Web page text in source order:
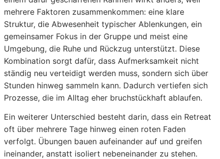
mehrere Faktoren zusammenkommen: eine klare
Struktur, die Abwesenheit typischer Ablenkungen, ein
gemeinsamer Fokus in der Gruppe und meist eine
Umgebung, die Ruhe und Rückzug unterstützt. Diese
Kombination sorgt dafür, dass Aufmerksamkeit nicht
ständig neu verteidigt werden muss, sondern sich über
Stunden hinweg sammeln kann. Dadurch vertiefen sich
Prozesse, die im Alltag eher bruchstückhaft ablaufen.
Ein weiterer Unterschied besteht darin, dass ein Retreat
oft über mehrere Tage hinweg einen roten Faden
verfolgt. Übungen bauen aufeinander auf und greifen
ineinander, anstatt isoliert nebeneinander zu stehen.